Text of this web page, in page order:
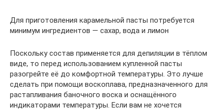
Для приготовления карамельной пасты потребуется
минимум ингредиентов — сахар, вода и лимон
Поскольку состав применяется для депиляции в тёплом
виде, то перед использованием купленной пасты
разогрейте её до комфортной температуры. Это лучше
сделать при помощи воскоплава, предназначенного для
растапливания баночного воска и оснащённого
индикаторами температуры. Если вам не хочется